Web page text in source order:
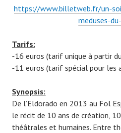
https://www.billetweb.fr/un-
meduses-
Tarifs:
-16 euros (tarif unique à partir
-11 euros (tarif spécial pour les
Synopsis:
De l’Eldorado en 2013 au Fol
le récit de 10 ans de création,
théâtrales et humaines. Entre